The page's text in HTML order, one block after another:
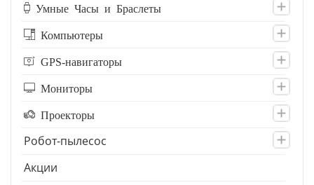
Умные Часы и Браслеты
Компьютеры
GPS-навигаторы
Мониторы
Проекторы
Робот-пылесос
Акции